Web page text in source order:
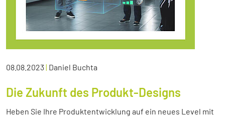
08.08.2023| Daniel Buchta
Die Zukunft des Produkt-Designs
Heben Sie Ihre Produktentwicklung auf ein neues Level mit